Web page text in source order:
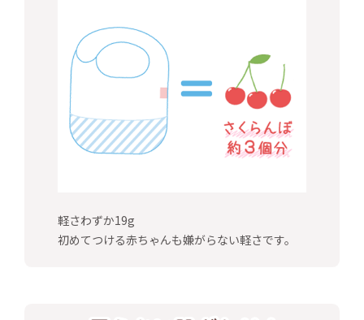
軽さわずか19g
初めてつける赤ちゃんも嫌がらない軽さです。